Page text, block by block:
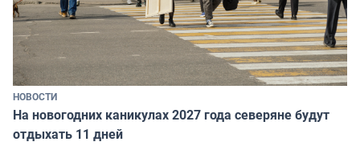
НОВОСТИ
На новогодних каникулах 2027 года северяне будут
отдыхать 11 дней